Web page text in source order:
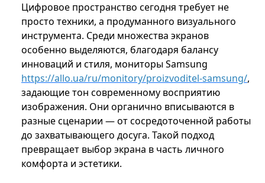
Цифровое пространство сегодня требует не
просто техники, а продуманного визуального
инструмента. Среди множества экранов
особенно выделяются, благодаря балансу
инноваций и стиля, мониторы Samsung
https://allo.ua/ru/monitory/proizvoditel-samsung/,
задающие тон современному восприятию
изображения. Они органично вписываются в
разные сценарии — от сосредоточенной работы
до захватывающего досуга. Такой подход
превращает выбор экрана в часть личного
комфорта и эстетики.